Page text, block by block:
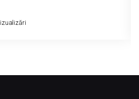
3 aug. 2026